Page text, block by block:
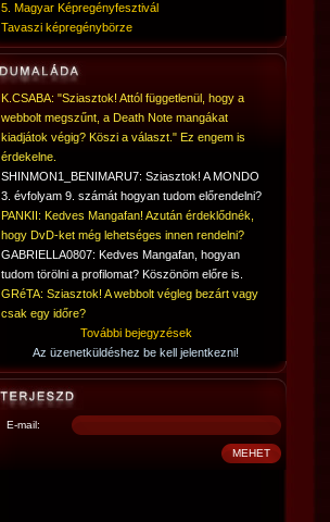
5. Magyar Képregényfesztivál
Tavaszi képregénybörze
K.CSABA: "Sziasztok! Attól függetlenül, hogy a
webbolt megszűnt, a Death Note mangákat
kiadjátok végig? Köszi a választ." Ez engem is
érdekelne.
SHINMON1_BENIMARU7: Sziasztok! A MONDO
3. évfolyam 9. számát hogyan tudom előrendelni?
PANKII: Kedves Mangafan! Azután érdeklődnék,
hogy DvD-ket még lehetséges innen rendelni?
GABRIELLA0807: Kedves Mangafan, hogyan
tudom törölni a profilomat? Köszönöm előre is.
GRéTA: Sziasztok! A webbolt végleg bezárt vagy
csak egy időre?
További bejegyzések
Az üzenetküldéshez be kell jelentkezni!
E-mail: